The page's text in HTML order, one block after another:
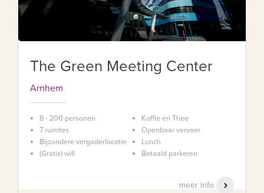
The Green Meeting Center
Arnhem
8 - 200 personen
7 ruimtes
Bijzondere vergaderlocatie
(Gratis) wifi
Koffie en Thee
Openbaar vervoer
Lunch
Betaald parkeren
meer info